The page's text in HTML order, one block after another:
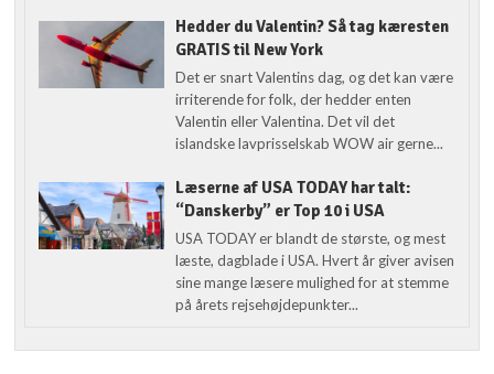
Hedder du Valentin? Så tag kæresten
GRATIS til New York
Det er snart Valentins dag, og det kan være
irriterende for folk, der hedder enten
Valentin eller Valentina. Det vil det
islandske lavprisselskab WOW air gerne...
Læserne af USA TODAY har talt:
“Danskerby” er Top 10 i USA
USA TODAY er blandt de største, og mest
læste, dagblade i USA. Hvert år giver avisen
sine mange læsere mulighed for at stemme
på årets rejsehøjdepunkter...